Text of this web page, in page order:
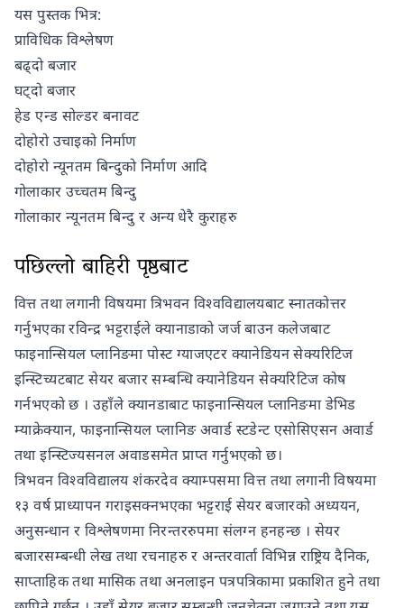
यस पुस्तक भित्र:
प्राविधिक विश्लेषण
बढ्दो बजार
घट्दो बजार
हेड एन्ड सोल्डर बनावट
दोहोरो उचाइको निर्माण
दोहोरो न्यूनतम बिन्दुको निर्माण आदि
गोलाकार उच्चतम बिन्दु
गोलाकार न्यूनतम बिन्दु र अन्य धेरै कुराहरु
पछिल्लो बाहिरी पृष्ठबाट
वित्त तथा लगानी विषयमा त्रिभवन विश्वविद्यालयबाट स्नातकोत्तर
गर्नुभएका रविन्द्र भट्टराईले क्यानाडाको जर्ज बाउन कलेजबाट
फाइनान्सियल प्लानिङमा पोस्ट ग्याजएटर क्यानेडियन सेक्यरिटिज
इन्स्टिच्यटबाट सेयर बजार सम्बन्धि क्यानेडियन सेक्यरिटिज कोष
गर्नभएको छ । उहाँले क्यानडाबाट फाइनान्सियल प्लानिङमा डेभिड
म्याक्रेक्यान, फाइनान्सियल प्लानिङ अवार्ड स्टडेन्ट एसोसिएसन अवार्ड
तथा इन्स्टिज्यसनल अवाडसमेत प्राप्त गर्नुभएको छ।
त्रिभवन विश्वविद्यालय शंकरदेव क्याम्पसमा वित्त तथा लगानी विषयमा
१३ वर्ष प्राध्यापन गराइसक्नभएका भट्टराई सेयर बजारको अध्ययन,
अनुसन्धान र विश्लेषणमा निरन्तररुपमा संलग्न हनहन्छ । सेयर
बजारसम्बन्धी लेख तथा रचनाहरु र अन्तरवार्ता विभिन्न राष्ट्रिय दैनिक,
साप्ताहिक तथा मासिक तथा अनलाइन पत्रपत्रिकामा प्रकाशित हुने तथा